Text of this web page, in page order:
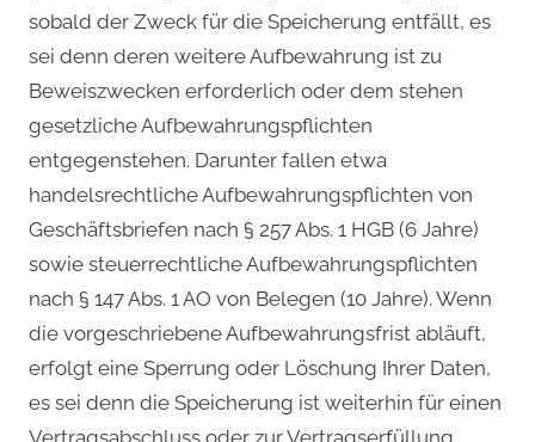
sobald der Zweck für die Speicherung entfällt, es
sei denn deren weitere Aufbewahrung ist zu
Beweiszwecken erforderlich oder dem stehen
gesetzliche Aufbewahrungspflichten
entgegenstehen. Darunter fallen etwa
handelsrechtliche Aufbewahrungspflichten von
Geschäftsbriefen nach § 257 Abs. 1 HGB (6 Jahre)
sowie steuerrechtliche Aufbewahrungspflichten
nach § 147 Abs. 1 AO von Belegen (10 Jahre). Wenn
die vorgeschriebene Aufbewahrungsfrist abläuft,
erfolgt eine Sperrung oder Löschung Ihrer Daten,
es sei denn die Speicherung ist weiterhin für einen
Vertragsabschluss oder zur Vertragserfüllung